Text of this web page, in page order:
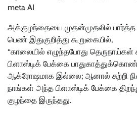
meta AI
அக்குழந்தையை முதன்முதலில்
பெண் இதுகுறித்து கூறுகையில்,
“காலையில் எழுந்தபோது தெருநாய்கள்
பிளாஸ்டிக் பேக்கை
ஆக்ரோஷமாக இல்லை; ஆனால் சுற்றி
நாங்கள் அந்த பிளாஸ்டிக் பேக்கை
குழந்தை இருந்தது.